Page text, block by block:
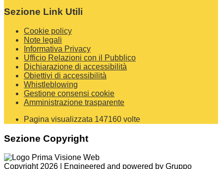
Sezione Link Utili
Cookie policy
Note legali
Informativa Privacy
Ufficio Relazioni con il Pubblico
Dichiarazione di accessibilità
Obiettivi di accessibilità
Whistleblowing
Gestione consensi cookie
Amministrazione trasparente
Pagina visualizzata 147160 volte
Sezione Copyright
Copyright 2026 | Engineered and powered by Gruppo